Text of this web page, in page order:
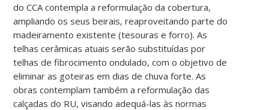
do CCA contempla a reformulação da cobertura,
ampliando os seus beirais, reaproveitando parte do
madeiramento existente (tesouras e forro). As
telhas cerâmicas atuais serão substituídas por
telhas de fibrocimento ondulado, com o objetivo de
eliminar as goteiras em dias de chuva forte. As
obras contemplam também a reformulação das
calçadas do RU, visando adequá-las às normas